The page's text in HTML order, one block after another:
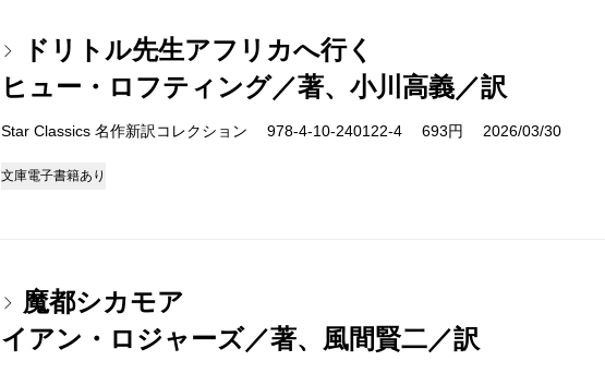
ドリトル先生アフリカへ行く
ヒュー・ロフティング／著、小川高義／訳
Star Classics 名作新訳コレクション 978-4-10-240122-4 693円 2026/03/30
文庫電子書籍あり
魔都シカモア
イアン・ロジャーズ／著、風間賢二／訳